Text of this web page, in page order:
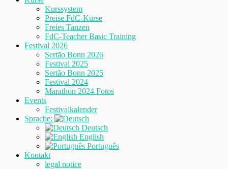
Kurssystem
Preise FdC-Kurse
Freies Tanzen
FdC-Teacher Basic Training
Festival 2026
Sertão Bonn 2026
Festival 2025
Sertão Bonn 2025
Festival 2024
Marathon 2024 Fotos
Events
Festivalkalender
Sprache:
Deutsch
English
Português
Kontakt
legal notice